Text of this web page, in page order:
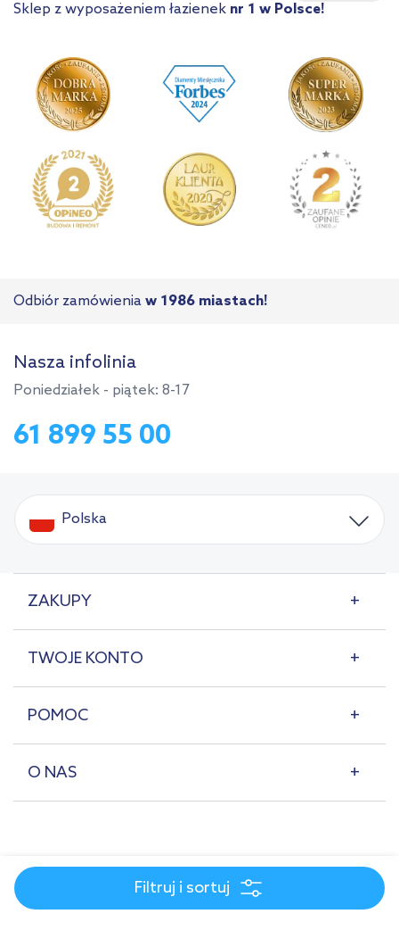
Sklep z wyposażeniem łazienek nr 1 w Polsce!
Odbiór zamówienia w 1986 miastach!
Nasza infolinia
Poniedziałek - piątek: 8-17
61 899 55 00
Polska
ZAKUPY
TWOJE KONTO
POMOC
O NAS
Filtruj i sortuj